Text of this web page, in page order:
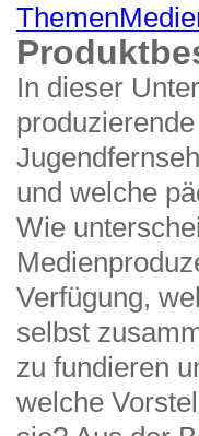
Themen
In dieser
und welche
Wie
Verfügung,
selbst
zu fundieren
welche